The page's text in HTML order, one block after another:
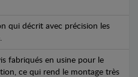
qui décrit avec précision les
fabriqués en usine pour le
ce qui rend le montage très